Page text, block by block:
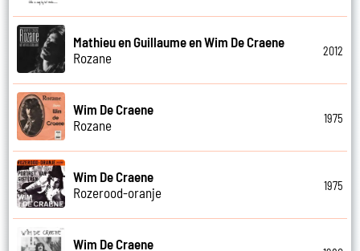
Mathieu en Guillaume en Wim De Craene
Rozane
2012
Wim De Craene
Rozane
1975
Wim De Craene
Rozerood-oranje
1975
Wim De Craene